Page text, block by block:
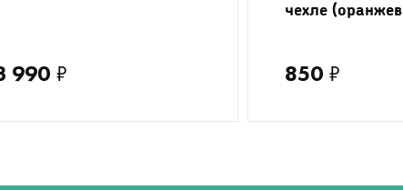
990 ₽
чехле
850 ₽